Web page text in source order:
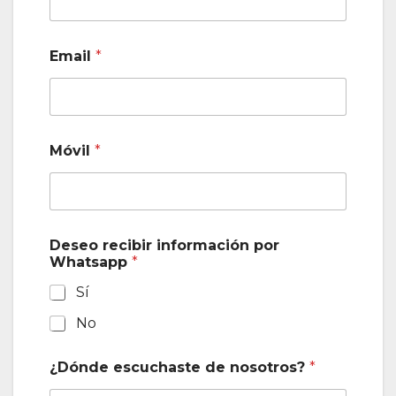
Email *
Móvil *
Deseo recibir información por
Whatsapp *
Sí
No
¿Dónde escuchaste de nosotros? *